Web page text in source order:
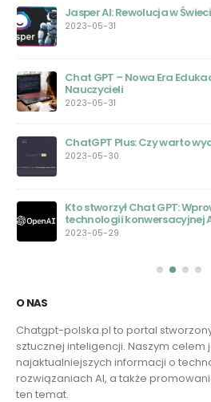
Jasper AI: Rewolucja w
2023-05-31
Chat GPT – Nowa Era
Nauczycieli
2023-05-31
ChatGPT Plus: Czy warto
2023-05-30
Kto stworzył Chat GPT:
technologii konwersacyjnej
2023-05-29
O NAS
Chatgpt-polska.pl to portal
sztucznej inteligencji. Naszym celem
najaktualniejszych informacji o
rozwiązaniach AI, a także
ten temat.